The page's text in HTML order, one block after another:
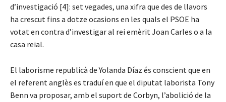
d’investigació [4]: set vegades, una xifra que des de llavors
ha crescut fins a dotze ocasions en les quals el PSOE ha
votat en contra d’investigar al rei emèrit Joan Carles o a la
casa reial.
El laborisme republicà de Yolanda Díaz és conscient que en
el referent anglès es traduí en que el diputat laborista Tony
Benn va proposar, amb el suport de Corbyn, l’abolició de la